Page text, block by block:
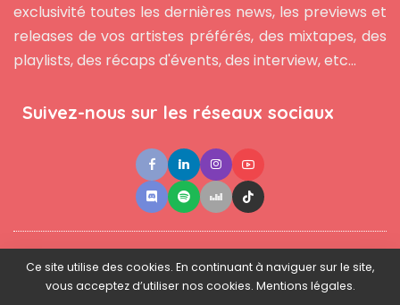
exclusivité toutes les dernières news, les previews et
releases de vos artistes préférés, des mixtapes, des
playlists, des récaps d'évents, des interview, etc...
Suivez-nous sur les réseaux sociaux
Contact ●Newsletter ● L'équipe ● Mentions légales
Ce site utilise des cookies. En continuant à naviguer sur le site,
vous acceptez d’utiliser nos cookies. Mentions légales.